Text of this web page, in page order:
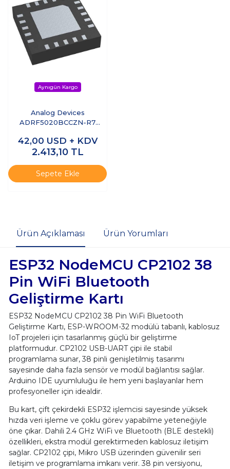
Analog Devices
ADRF5020BCCZN-R7
Anahtar Silicon Switch
42,00 USD + KDV
2.413,10 TL
Sepete Ekle
Ürün Açıklaması Ürün Yorumları
ESP32 NodeMCU CP2102 38
Pin WiFi Bluetooth
Geliştirme Kartı
ESP32 NodeMCU CP2102 38 Pin WiFi Bluetooth
Geliştirme Kartı, ESP-WROOM-32 modülü tabanlı, kablosuz
IoT projeleri için tasarlanmış güçlü bir geliştirme
platformudur. CP2102 USB-UART çipi ile stabil
programlama sunar, 38 pinli genişletilmiş tasarımı
sayesinde daha fazla sensör ve modül bağlantısı sağlar.
Arduino IDE uyumluluğu ile hem yeni başlayanlar hem
profesyoneller için idealdir.
Bu kart, çift çekirdekli ESP32 işlemcisi sayesinde yüksek
hızda veri işleme ve çoklu görev yapabilme yeteneğiyle
öne çıkar. Dahili 2.4 GHz WiFi ve Bluetooth (BLE destekli)
özellikleri, ekstra modül gerektirmeden kablosuz iletişim
sağlar. CP2102 çipi, Mikro USB üzerinden güvenilir seri
iletişim ve programlama imkanı verir. 38 pin versiyonu,